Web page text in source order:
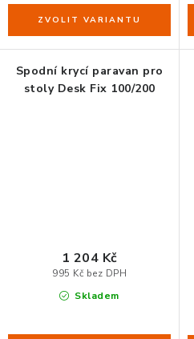
STOJANY POD NOTEBOOK
ZÁSUVKOVÉ BOXY
Spodní krycí paravan pro
stoly Desk Fix 100/200
Skladem
995 Kč bez DPH
1 204 Kč